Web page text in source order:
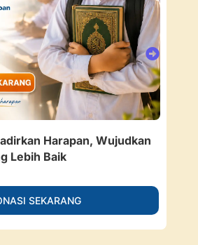
Harapan, Wujudkan
Lebih Baik
SEKARANG